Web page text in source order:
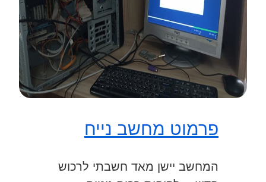
פרמוט מחשב נייח
המחשב יישן מאד חשבתי לרכוש